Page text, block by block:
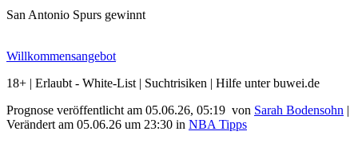
San Antonio Spurs gewinnt
Willkommensangebot
18+ | Erlaubt - White-List | Suchtrisiken | Hilfe unter buwei.de
Prognose veröffentlicht am 05.06.26, 05:19 von Sarah Bodensohn |
Verändert am 05.06.26 um 23:30 in NBA Tipps